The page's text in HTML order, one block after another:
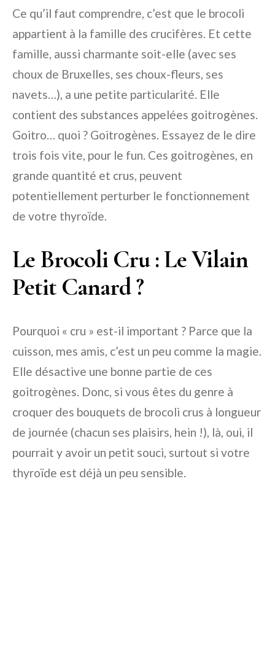
Ce qu’il faut comprendre, c’est que le brocoli
appartient à la famille des crucifères. Et cette
famille, aussi charmante soit-elle (avec ses
choux de Bruxelles, ses choux-fleurs, ses
navets…), a une petite particularité. Elle
contient des substances appelées goitrogènes.
Goitro… quoi ? Goitrogènes. Essayez de le dire
trois fois vite, pour le fun. Ces goitrogènes, en
grande quantité et crus, peuvent
potentiellement perturber le fonctionnement
de votre thyroïde.
Le Brocoli Cru : Le Vilain
Petit Canard ?
Pourquoi « cru » est-il important ? Parce que la
cuisson, mes amis, c’est un peu comme la magie.
Elle désactive une bonne partie de ces
goitrogènes. Donc, si vous êtes du genre à
croquer des bouquets de brocoli crus à longueur
de journée (chacun ses plaisirs, hein !), là, oui, il
pourrait y avoir un petit souci, surtout si votre
thyroïde est déjà un peu sensible.